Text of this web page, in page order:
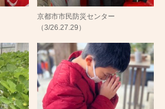
京都市市民防災センター
（3/26.27.29）